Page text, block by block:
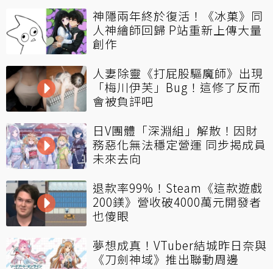
神隱兩年終於復活！《冰菓》同
人神繪師回歸 P站重新上傳大量
創作
人妻除靈《打屁股驅魔師》出現
「梅川伊芙」Bug！這修了反而
會被負評吧
日V團體「深淵組」解散！因財
務惡化無法穩定營運 同步揭成員
未來去向
退款率99%！Steam《這款遊戲
200鎂》營收破4000萬元開發者
也傻眼
夢想成真！VTuber結城昨日奈與
《刀劍神域》推出聯動周邊